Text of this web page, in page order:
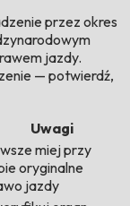
przez okres
jazdy.
— potwierdź,
Uwagi
miej przy
oryginalne
jazdy